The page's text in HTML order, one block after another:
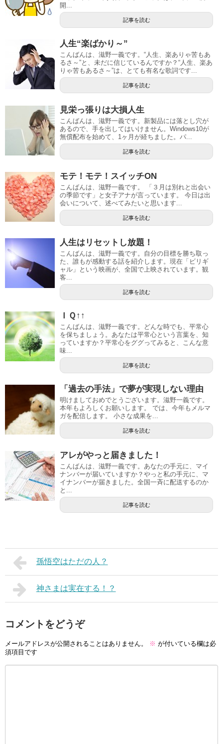
開...
記事を読む
人生“楽ばかり～”
こんばんは、滋野一義です。“人生、楽ありゃ苦もあ
るさ～”と、未だに信じているんですか？“人生、楽あ
りゃ苦もあるさ～”は、とても有名な歌詞です...
記事を読む
見栄っ張りは大損人生
こんばんは、滋野一義です。新製品には落とし穴が
あるので、手を出してはいけません。Windows10が
無償配布を始めて、1ヶ月が経ちました。パ...
記事を読む
モテ！モテ！スイッチON
こんばんは、滋野一義です。 「３月は別れと出会い
の季節です」と女子アナが言っています。 今日は出
会いについて、述べてみたいと思います...
記事を読む
人生はリセットし放題！
こんばんは、滋野一義です。自分の目標を勝ち取っ
た、誰もが感動する話を紹介します。現在「ビリギ
ャル」という映画が、全国で上映されています。観
客...
記事を読む
ＩＱ↑↑
こんばんは、滋野一義です。どんな時でも、平常心
を保ちましょう。あなたは平常心という言葉を、知
っていますか？平常心をググってみると、こんな意
味...
記事を読む
「過去の手法」で夢が実現しない理由
明けましておめでとうございます。滋野一義です。
本年もよろしくお願いします。 では、今年もメルマ
ガを配信します。 小さな成果を...
記事を読む
アレがやっと届きました！
こんばんは、滋野一義です。あなたの手元に、マイ
ナンバーが届いていますか？やっと私の手元に、マ
イナンバーが届きました。全国一斉に配送するのか
と...
記事を読む
孫悟空はただの人？
神さまは実在する！？
コメントをどうぞ
メールアドレスが公開されることはありません。 ※ が付いている欄は必
須項目です